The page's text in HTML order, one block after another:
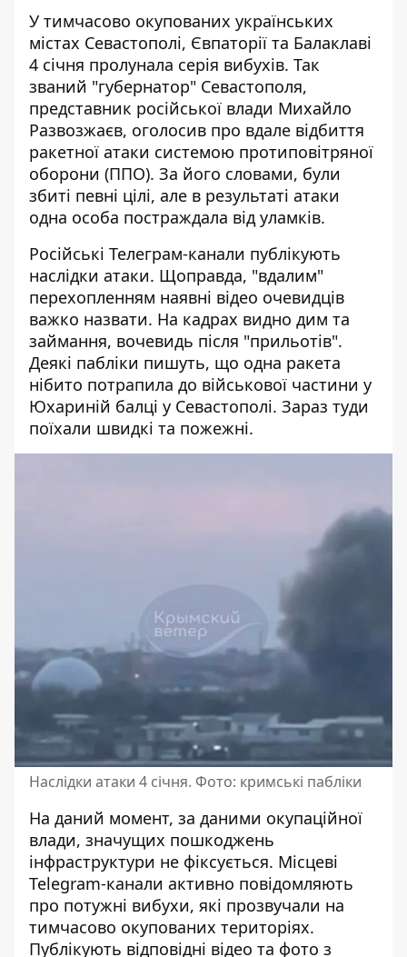
У тимчасово окупованих українських
містах Севастополі, Євпаторії та Балаклаві
4 січня пролунала серія вибухів. Так
званий "губернатор" Севастополя,
представник російської влади Михайло
Развозжаєв, оголосив про вдале відбиття
ракетної атаки системою протиповітряної
оборони (ППО). За його словами, були
збиті певні цілі, але в результаті атаки
одна особа постраждала від уламків.
Російські Телеграм-канали публікують
наслідки атаки. Щоправда, "вдалим"
перехопленням наявні відео очевидців
важко назвати. На кадрах видно дим та
займання, вочевидь після "прильотів".
Деякі пабліки пишуть, що одна ракета
нібито потрапила до військової частини у
Юхариній балці у Севастополі. Зараз туди
поїхали швидкі та пожежні.
Наслідки атаки 4 січня. Фото: кримські пабліки
На даний момент, за даними окупаційної
влади, значущих пошкоджень
інфраструктури не фіксується. Місцеві
Telegram-канали активно повідомляють
про потужні вибухи, які прозвучали на
тимчасово окупованих територіях.
Публікують відповідні відео та фото з